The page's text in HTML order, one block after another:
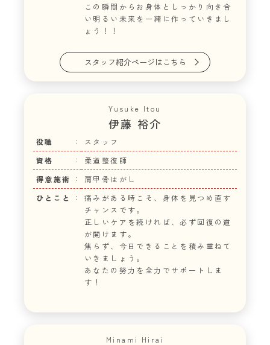
この瞬間からお身体としっかり向き合
い明るい未来を一緒に作っていきまし
ょう！！
スタッフ紹介ページはこちら
Yusuke Itou
伊藤 裕介
役職
スタッフ
資格
柔道整復師
得意施術
肩甲骨はがし
ひとこと
痛みがある時こそ、身体を見つめ直す
チャンスです。
正しいケアを続ければ、必ず回復の道
が開けます。
焦らず、今日できることを積み重ねて
いきましょう。
あなたの努力を全力でサポートしま
す！
Minami Hirai